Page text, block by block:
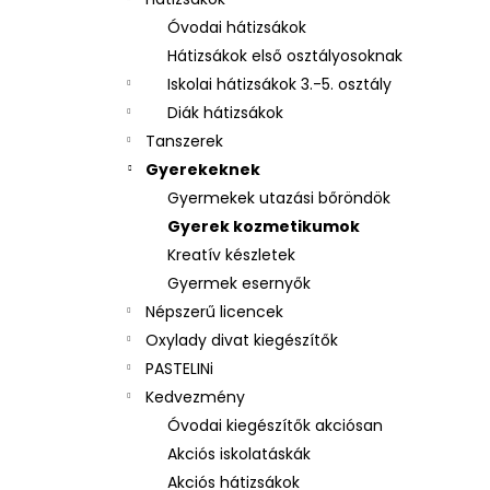
Óvodai hátizsákok
Hátizsákok első osztályosoknak
Iskolai hátizsákok 3.-5. osztály
Diák hátizsákok
Tanszerek
Gyerekeknek
Gyermekek utazási bőröndök
Gyerek kozmetikumok
Kreatív készletek
Gyermek esernyők
Népszerű licencek
Oxylady divat kiegészítők
PASTELINi
Kedvezmény
Óvodai kiegészítők akciósan
Akciós iskolatáskák
Akciós hátizsákok
3 RÉSZES SZETT OXY NEXT BUNNY
26 490 Ft